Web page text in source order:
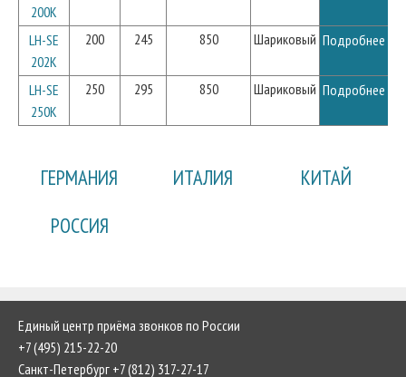
200K
LH-SE
202K
200 245 850 Шариковый Подробнее
LH-SE
250K
250 295 850 Шариковый Подробнее
ГЕРМАНИЯ ИТАЛИЯ
КИТАЙ
РОССИЯ
Единый центр приёма звонков по России
+7 (495) 215-22-20
Санкт-Петербург +7 (812) 317-27-17